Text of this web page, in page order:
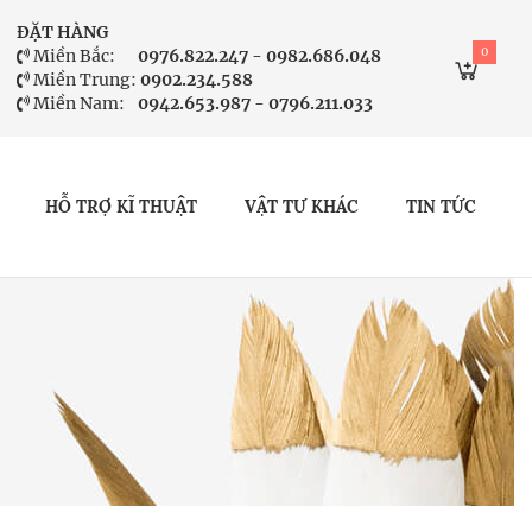
ĐẶT HÀNG
Miền Bắc:
0976.822.247 - 0982.686.048
Miền Trung: 0902.234.588
Miền Nam:
0942.653.987 - 0796.211.033
0
HỖ TRỢ KĨ THUẬT VẬT TƯ KHÁC TIN TỨC